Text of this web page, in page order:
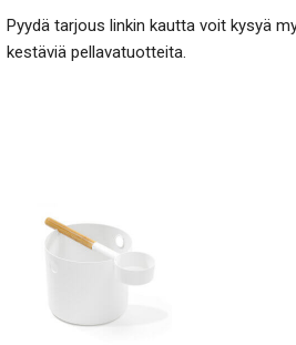
Pyydä tarjous linkin kautta voit kysyä
kestäviä pellavatuotteita.